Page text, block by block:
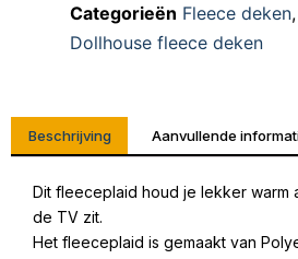
Categorieën Fleece deken,
Dollhouse fleece deken
Beschrijving Aanvullende
Dit fleeceplaid houd je lekker warm
de TV zit.
Het fleeceplaid is gemaakt van